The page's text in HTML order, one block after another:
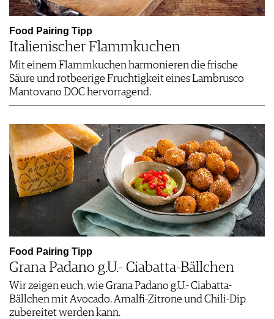
Food Pairing Tipp
Italienischer Flammkuchen
Mit einem Flammkuchen harmonieren die frische
Säure und rotbeerige Fruchtigkeit eines Lambrusco
Mantovano DOC hervorragend.
Food Pairing Tipp
Grana Padano g.U.- Ciabatta-Bällchen
Wir zeigen euch, wie Grana Padano g.U.- Ciabatta-
Bällchen mit Avocado, Amalfi-Zitrone und Chili-Dip
zubereitet werden kann.